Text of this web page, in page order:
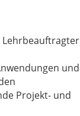
Lehrbeauftragter
und
Projekt- und